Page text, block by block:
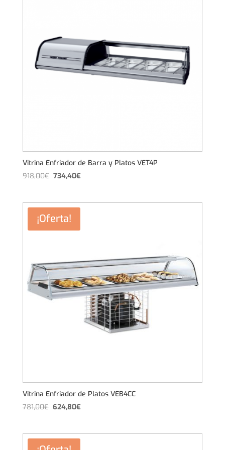
Vitrina Enfriador de Barra y Platos VET4P
918,00€El
era:
918,00€.
734,40€El
es:
¡Oferta!
Vitrina Enfriador de Platos VEB4CC
781,00€El
era:
624,80€El
es: